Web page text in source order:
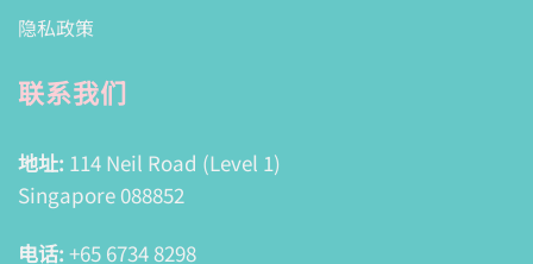
隐私政策
联系我们
地址: 114 Neil Road (Level 1)
Singapore 088852
电话: +65 6734 8298